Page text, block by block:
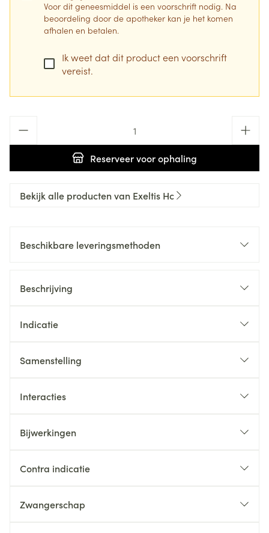
Voor dit geneesmiddel is een voorschrift nodig. Na
beoordeling door de apotheker kan je het komen
afhalen en betalen.
Ik weet dat dit product een voorschrift
vereist.
Reserveervoor ophaling
Bekijk alle producten van Exeltis Hc
Beschikbare leveringsmethoden
Beschrijving
Indicatie
Samenstelling
Interacties
Bijwerkingen
Contra indicatie
Zwangerschap